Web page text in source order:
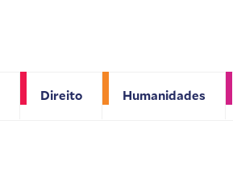
Direito Humanidades